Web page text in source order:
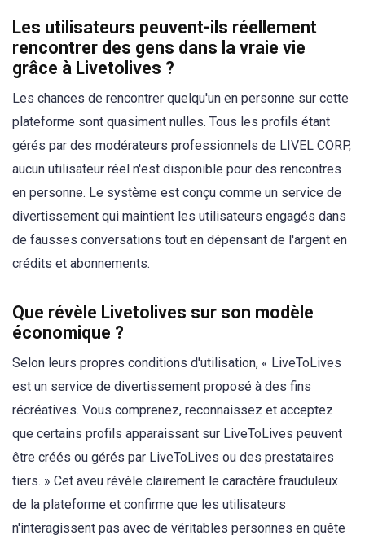
Les utilisateurs peuvent-ils réellement
rencontrer des gens dans la vraie vie
grâce à Livetolives ?
Les chances de rencontrer quelqu'un en personne sur cette
plateforme sont quasiment nulles. Tous les profils étant
gérés par des modérateurs professionnels de LIVEL CORP,
aucun utilisateur réel n'est disponible pour des rencontres
en personne. Le système est conçu comme un service de
divertissement qui maintient les utilisateurs engagés dans
de fausses conversations tout en dépensant de l'argent en
crédits et abonnements.
Que révèle Livetolives sur son modèle
économique ?
Selon leurs propres conditions d'utilisation, « LiveToLives
est un service de divertissement proposé à des fins
récréatives. Vous comprenez, reconnaissez et acceptez
que certains profils apparaissant sur LiveToLives peuvent
être créés ou gérés par LiveToLives ou des prestataires
tiers. » Cet aveu révèle clairement le caractère frauduleux
de la plateforme et confirme que les utilisateurs
n'interagissent pas avec de véritables personnes en quête